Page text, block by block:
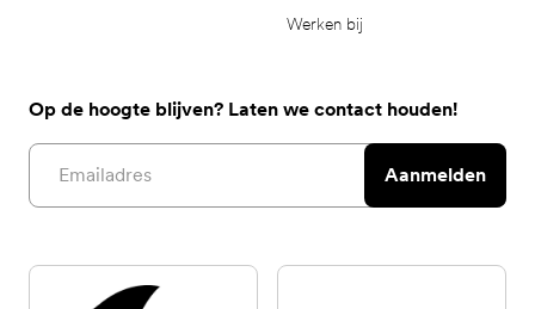
Werken bij
Op de hoogte blijven? Laten we contact houden!
Email address
Aanmelden